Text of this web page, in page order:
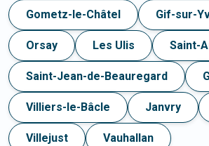
Gometz-le-Châtel Gif-sur-
Orsay Les Ulis Saint-
Saint-Jean-de-Beauregard
Villiers-le-Bâcle Janvry
Villejust Vauhallan